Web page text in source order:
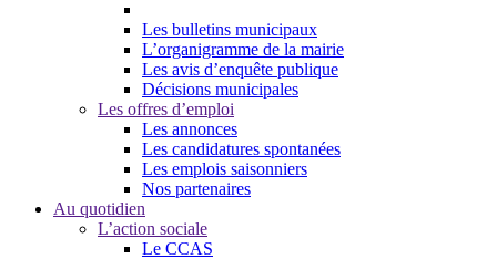
Les bulletins municipaux
L’organigramme de la mairie
Les avis d’enquête publique
Décisions municipales
Les offres d’emploi
Les annonces
Les candidatures spontanées
Les emplois saisonniers
Nos partenaires
Au quotidien
L’action sociale
Le CCAS